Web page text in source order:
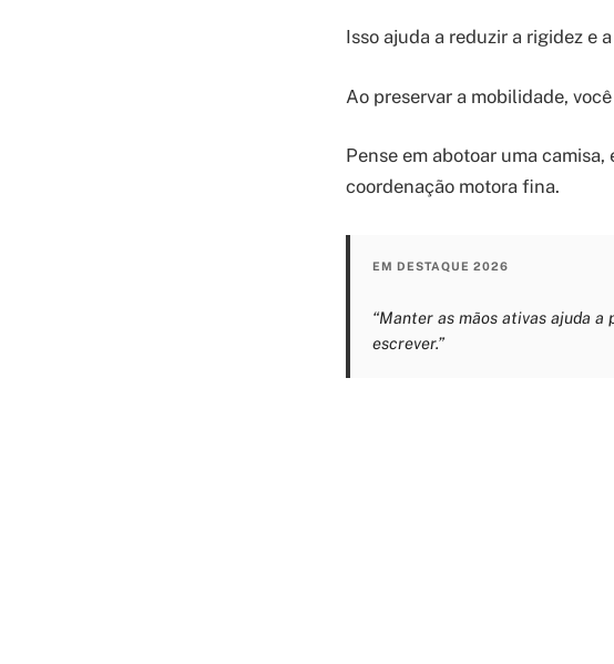
Isso ajuda a reduzir a rigidez e
Ao preservar a mobilidade,
Pense em abotoar uma
coordenação motora fina.
EM DESTAQUE 2026
“Manter as mãos ativas ajuda
escrever.”